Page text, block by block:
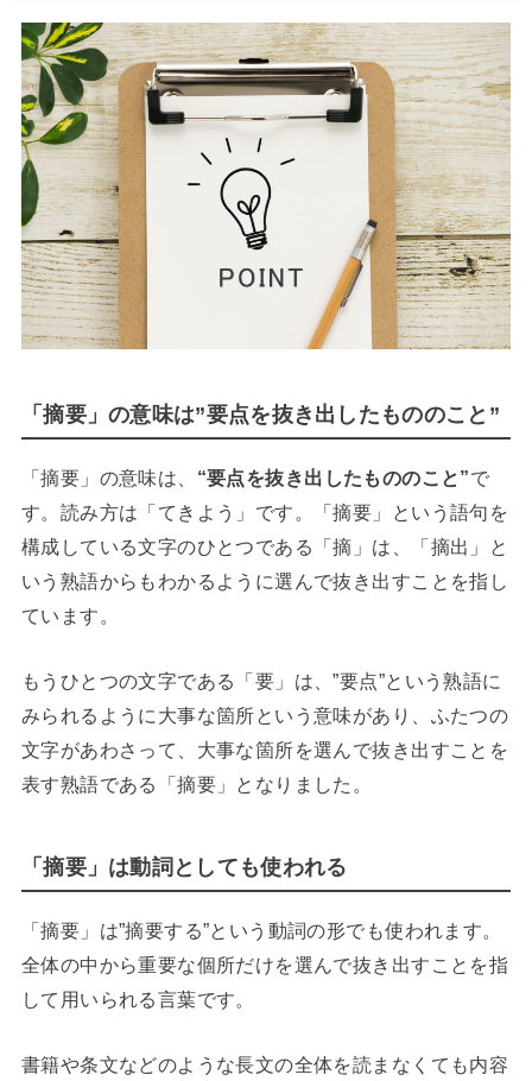
「摘要」の意味は”要点を抜き出したもののこと”
「摘要」の意味は、 “要点を抜き出したもののこと”で
す。読み方は「てきよう」です。「摘要」という語句を
構成している文字のひとつである「摘」は、「摘出」と
いう熟語からもわかるように選んで抜き出すことを指し
ています。
もうひとつの文字である「要」は、”要点”という熟語に
みられるように大事な箇所という意味があり、ふたつの
文字があわさって、大事な箇所を選んで抜き出すことを
表す熟語である「摘要」となりました。
「摘要」は動詞としても使われる
「摘要」は”摘要する”という動詞の形でも使われます。
全体の中から重要な個所だけを選んで抜き出すことを指
して用いられる言葉です。
書籍や条文などのような長文の全体を読まなくても内容